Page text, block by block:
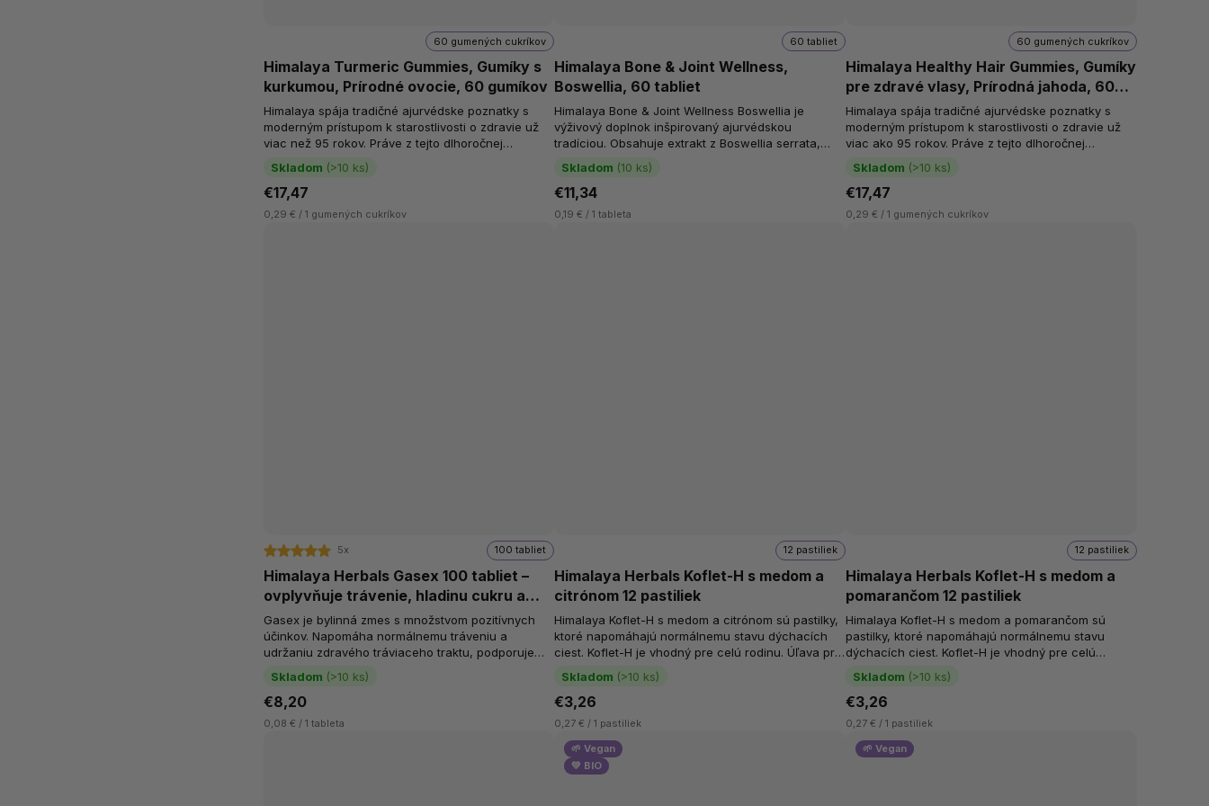
Himalaya Turmeric Gummies, Gumíky s
kurkumou, Prírodné ovocie, 60 gumíkov
Skladom (>10 ks)
60 gumených cukríkov
€17,47
0,29 € / 1 gumených cukríkov
Himalaya spája tradičné ajurvédske poznatky s
moderným prístupom k starostlivosti o zdravie už
viac než 95 rokov. Práve z tejto dlhoročnej
skúsenosti vychádzajú gumové cukríky s...
Himalaya Bone & Joint Wellness,
Boswellia, 60 tabliet
Skladom (10 ks)
60 tabliet
€11,34
0,19 € / 1 tableta
Himalaya Bone & Joint Wellness Boswellia je
výživový doplnok inšpirovaný ajurvédskou
tradíciou. Obsahuje extrakt z Boswellia serrata,
byliny tradične spájanej so...
Himalaya Healthy Hair Gummies, Gumíky
pre zdravé vlasy, Prírodná jahoda, 60
gumíkov
Skladom (>10 ks)
60 gumených cukríkov
€17,47
0,29 € / 1 gumených cukríkov
Himalaya spája tradičné ajurvédske poznatky s
moderným prístupom k starostlivosti o zdravie už
viac ako 95 rokov. Práve z tejto dlhoročnej
skúsenosti vychádzajú gumové cukríky...
Himalaya Herbals Gasex 100 tabliet –
ovplyvňuje trávenie, hladinu cukru a
cholesterolu
5x
Skladom (>10 ks)
100 tabliet
€8,20
0,08 € / 1 tableta
Gasex je bylinná zmes s množstvom pozitívnych
účinkov. Napomáha normálnemu tráveniu a
udržaniu zdravého tráviaceho traktu, podporuje
imunitu, pomáha udržiavať normálnu hladinu...
Himalaya Herbals Koflet-H s medom a
citrónom 12 pastiliek
Skladom (>10 ks)
12 pastiliek
€3,26
0,27 € / 1 pastiliek
Himalaya Koflet-H s medom a citrónom sú pastilky,
ktoré napomáhajú normálnemu stavu dýchacích
ciest. Koflet-H je vhodný pre celú rodinu. Úľava pre
dýchacie cesty. Podpora...
Himalaya Herbals Koflet-H s medom a
pomarančom 12 pastiliek
Skladom (>10 ks)
12 pastiliek
€3,26
0,27 € / 1 pastiliek
Himalaya Koflet-H s medom a pomarančom sú
pastilky, ktoré napomáhajú normálnemu stavu
dýchacích ciest. Koflet-H je vhodný pre celú
rodinu. Podpora dýchacích ciest....
🌱 Vegan
💚 BIO
🌱 Vegan